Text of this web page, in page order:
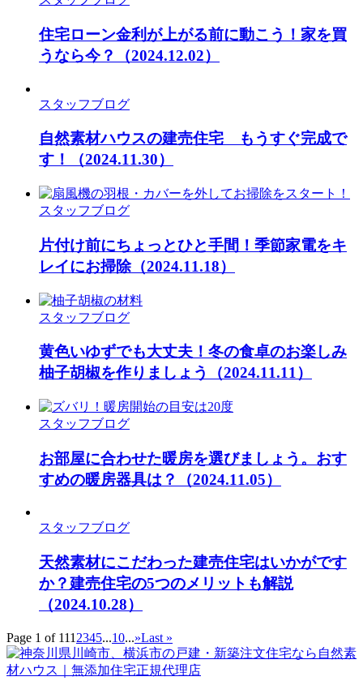
住宅ローン金利が上がる前に動こう！家を買
うなら今？
（2024.12.02）
スタッフブログ
自然素材ハウスの建売住宅 もうすぐ完成で
す！
（2024.11.30）
スタッフブログ
片付け前にちょっとひと手間！季節家電をキ
レイにお掃除（2024.11.18）
スタッフブログ
黄色いゆずでも大丈夫！冬の食卓のお楽しみ
柚子胡椒を作りましょう
（2024.11.11）
スタッフブログ
お部屋に合わせた暖房を選びましょう。おす
すめの暖房器具は？
（2024.11.05）
スタッフブログ
天然素材にこだわった建売住宅はいかがです
か？建売住宅の5つのメリットも解説
（2024.10.28）
Page 1 of 111 2345...10...»Last »